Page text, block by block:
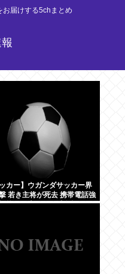
お届けする5chまとめ
ッカー】ウガンダサッカー界
若き主将が死去 携帯電話強
抗した末に石で滅多打ち…